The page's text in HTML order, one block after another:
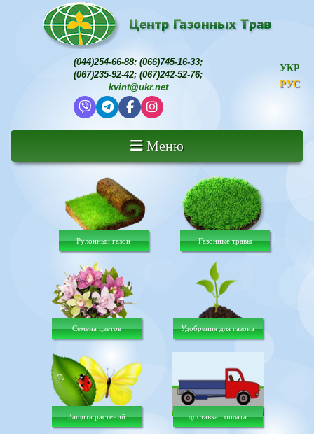
(044)254-66-88; (066)745-16-33;
(067)235-92-42; (067)242-52-76;
kvint@ukr.net
УКР
РУС
Меню
Рулонный газон Газонные травы
Семена цветов Удобрения для газона
Защита растений доставка і оплата